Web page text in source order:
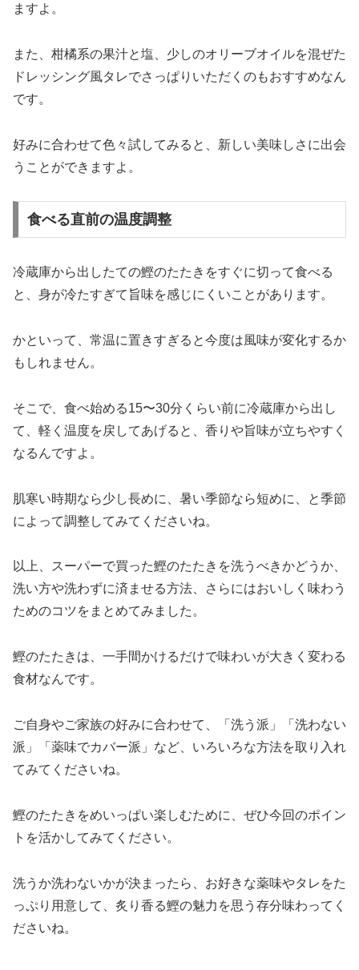
ますよ。
また、柑橘系の果汁と塩、少しのオリーブオイルを混ぜた
ドレッシング風タレでさっぱりいただくのもおすすめなん
です。
好みに合わせて色々試してみると、新しい美味しさに出会
うことができますよ。
食べる直前の温度調整
冷蔵庫から出したての鰹のたたきをすぐに切って食べる
と、身が冷たすぎて旨味を感じにくいことがあります。
かといって、常温に置きすぎると今度は風味が変化するか
もしれません。
そこで、食べ始める15〜30分くらい前に冷蔵庫から出し
て、軽く温度を戻してあげると、香りや旨味が立ちやすく
なるんですよ。
肌寒い時期なら少し長めに、暑い季節なら短めに、と季節
によって調整してみてくださいね。
以上、スーパーで買った鰹のたたきを洗うべきかどうか、
洗い方や洗わずに済ませる方法、さらにはおいしく味わう
ためのコツをまとめてみました。
鰹のたたきは、一手間かけるだけで味わいが大きく変わる
食材なんです。
ご自身やご家族の好みに合わせて、「洗う派」「洗わない
派」「薬味でカバー派」など、いろいろな方法を取り入れ
てみてくださいね。
鰹のたたきをめいっぱい楽しむために、ぜひ今回のポイン
トを活かしてみてください。
洗うか洗わないかが決まったら、お好きな薬味やタレをた
っぷり用意して、炙り香る鰹の魅力を思う存分味わってく
ださいね。